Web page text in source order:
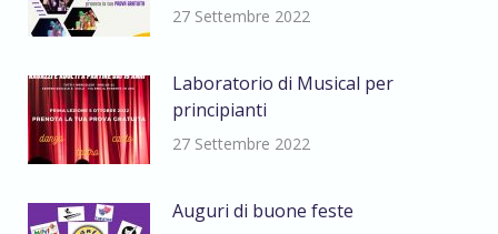
27 Settembre 2022
Laboratorio di Musical per
principianti
27 Settembre 2022
Auguri di buone feste